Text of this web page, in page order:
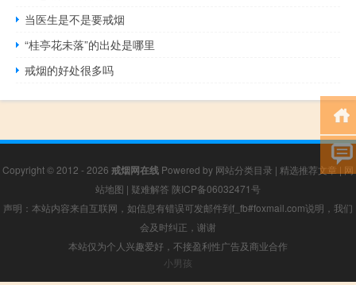
当医生是不是要戒烟
“桂亭花未落”的出处是哪里
戒烟的好处很多吗
Copyright © 2012 - 2026 戒烟网在线 Powered by 网站分类目录 | 精选推荐文章| 网
站地图 | 疑难解答 陕ICP备06032471号
声明：本站内容来自互联网，如信息有错误可发邮件到f_fb#foxmail.com说明，我们
会及时纠正，谢谢
本站仅为个人兴趣爱好，不接盈利性广告及商业合作
小男孩